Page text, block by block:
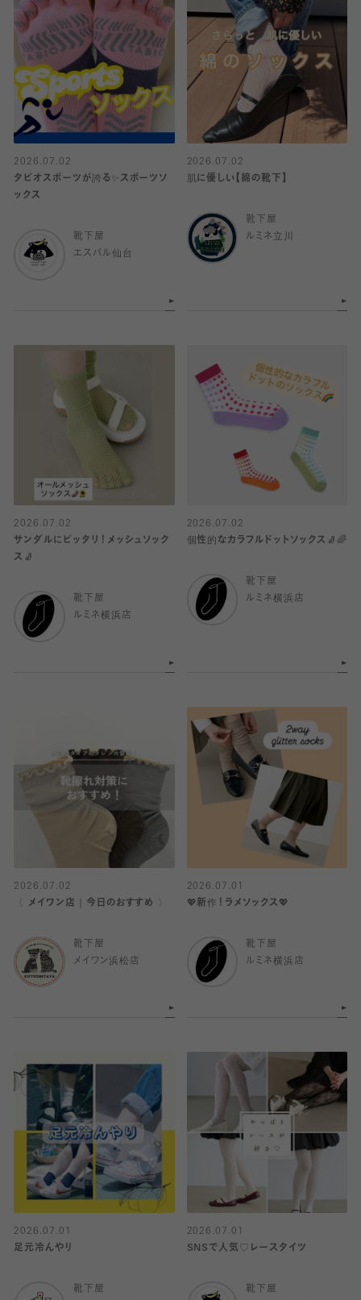
2026.07.02
タビオスポーツが誇る✨スポーツソ
ックス
靴下屋
エスパル仙台
2026.07.02
肌に優しい【綿の靴下】
靴下屋
ルミネ立川
2026.07.02
サンダルにピッタリ！メッシュソック
ス🧦
靴下屋
ルミネ横浜店
2026.07.02
個性的なカラフルドットソックス🧦🌈
靴下屋
ルミネ横浜店
2026.07.02
〈 メイワン店｜今日のおすすめ 〉
靴下屋
メイワン浜松店
2026.07.01
💖新作！ラメソックス💖
靴下屋
ルミネ横浜店
2026.07.01
足元冷んやり
靴下屋
2026.07.01
SNSで人気♡レースタイツ
靴下屋